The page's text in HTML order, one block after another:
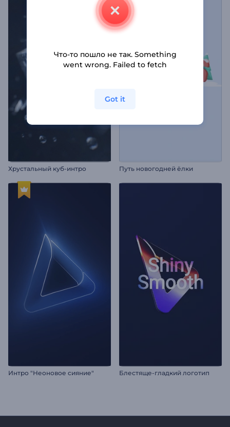
Хрустальный куб-интро Путь новогодней ёлки
Интро "Неоновое сияние" Блестяще-гладкий логотип
Что-то пошло не так. Something
went wrong. Failed to fetch
Got it